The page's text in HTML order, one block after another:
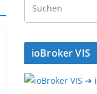
ioBroker VIS
➔